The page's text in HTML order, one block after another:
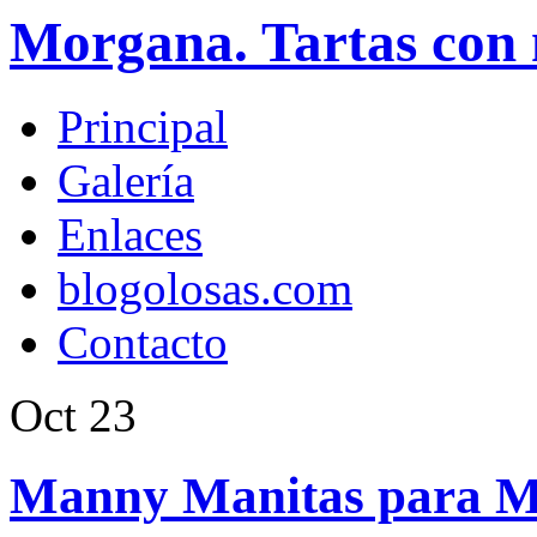
Morgana. Tartas con
Principal
Galería
Enlaces
blogolosas.com
Contacto
Oct 23
Manny Manitas para